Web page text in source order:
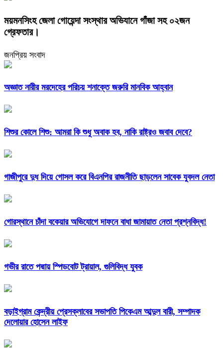
ময়মনসিংহ জেলা গোয়েন্দা সংস্থার অভিযানে গাঁজা সহ ০২জন
গ্রেফতার।
জনপ্রিয় সংবাদ
অজ্ঞাত নারীর মরদেহের পরিচয় শনাক্তে জরুরি মানবিক আহ্বান
শিশুর কোলে শিশু: আমরা কি শুধু অবাক হব, নাকি রাষ্ট্রও জবাব দেবে?
গাজীপুরে দুধ দিয়ে গোসল করে বিএনপির রাজনীতি ছাড়লেন সাবেক যুবদল নেতা
গোরস্থানে চাঁদা বকেয়ার অভিযোগে দাফনে বাধা জামায়াত নেতা প্রশ্নবিদ্ধ!
গভীর রাতে পদ্মায় স্পিডবোট ট্রায়াল, গুলিবিদ্ধ যুবক
বড়াইগ্রাম কেন্দ্রীয় প্রেসক্লাবের সভাপতি পিকেএম আব্দুল বারী, সম্পাদক
দেলোয়ার হোসেন লাইফ